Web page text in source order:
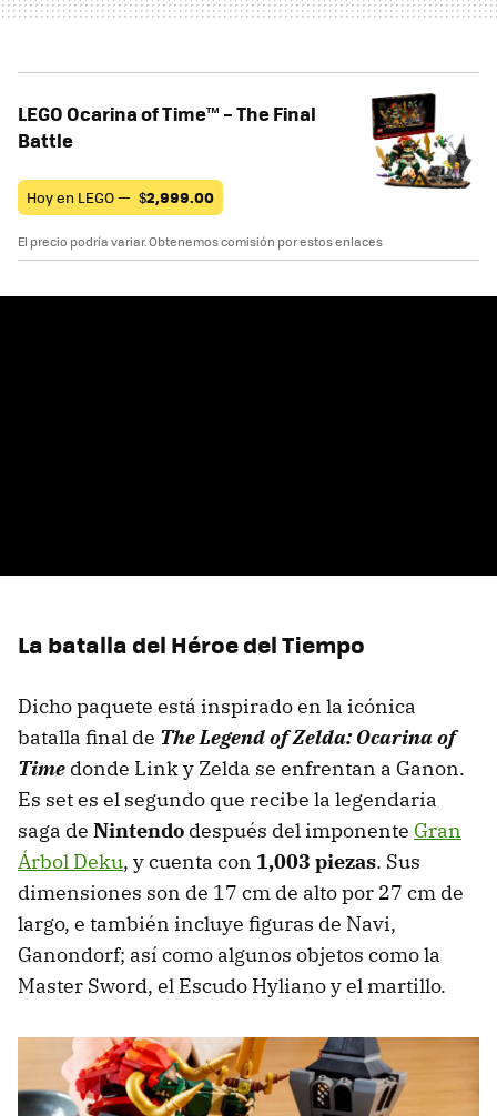
LEGO Ocarina of Time™ – The Final
Battle
Hoy en LEGO — $2,999.00
El precio podría variar. Obtenemos comisión por estos enlaces
La batalla del Héroe del Tiempo
Dicho paquete está inspirado en la icónica
batalla final de The Legend of Zelda: Ocarina of
Time donde Link y Zelda se enfrentan a Ganon.
Es set es el segundo que recibe la legendaria
saga de Nintendo después del imponente Gran
Árbol Deku, y cuenta con 1,003 piezas. Sus
dimensiones son de 17 cm de alto por 27 cm de
largo, e también incluye figuras de Navi,
Ganondorf; así como algunos objetos como la
Master Sword, el Escudo Hyliano y el martillo.